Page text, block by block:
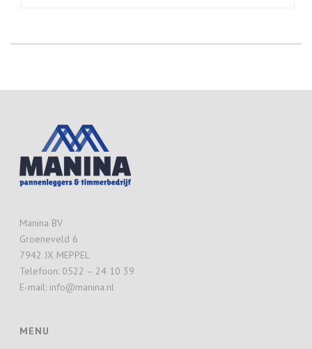
Manina BV
Groeneveld 6
7942 JX MEPPEL
Telefoon: 0522 – 24 10 39
E-mail: info@manina.nl
MENU